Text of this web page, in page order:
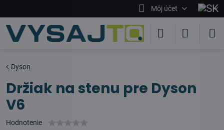
Môj účet
Dyson
Držiak na stenu pre Dyson
V6
Hodnotenie